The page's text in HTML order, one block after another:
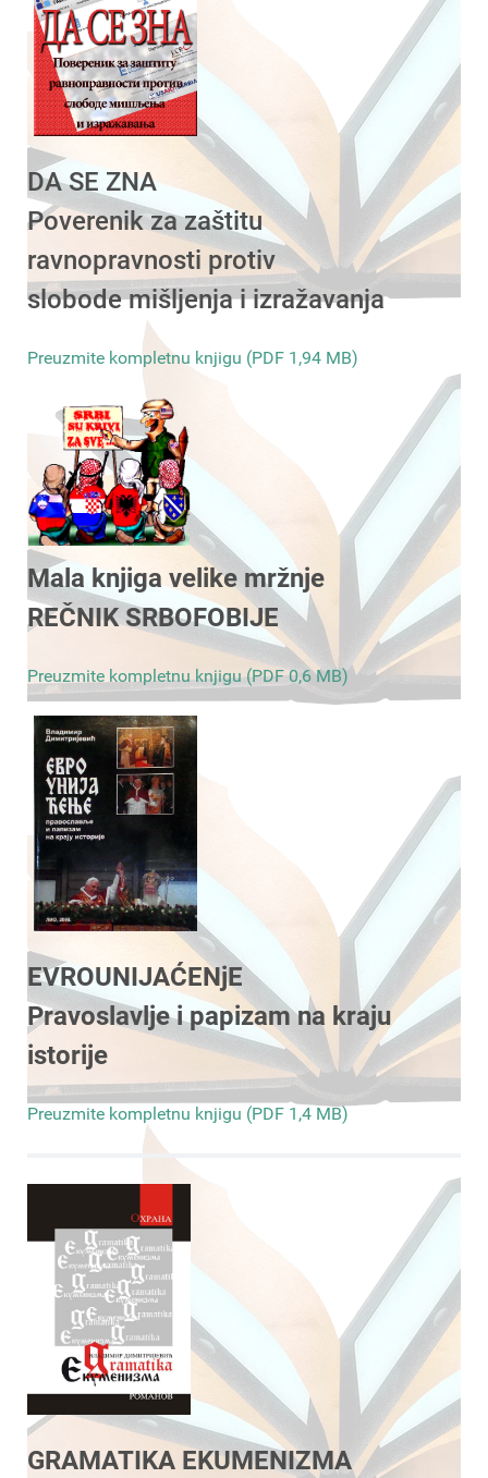
DA SE ZNA
Poverenik za zaštitu
ravnopravnosti protiv
slobode mišljenja i izražavanja
Preuzmite kompletnu knjigu (PDF 1,94 MB)
Mala knjiga velike mržnje
REČNIK SRBOFOBIJE
Preuzmite kompletnu knjigu (PDF 0,6 MB)
EVROUNIJAĆENjE
Pravoslavlje i papizam na kraju
istorije
Preuzmite kompletnu knjigu (PDF 1,4 MB)
GRAMATIKA EKUMENIZMA